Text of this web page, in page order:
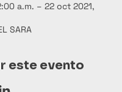
a.m. – 22 oct 2021,
SARA
este evento